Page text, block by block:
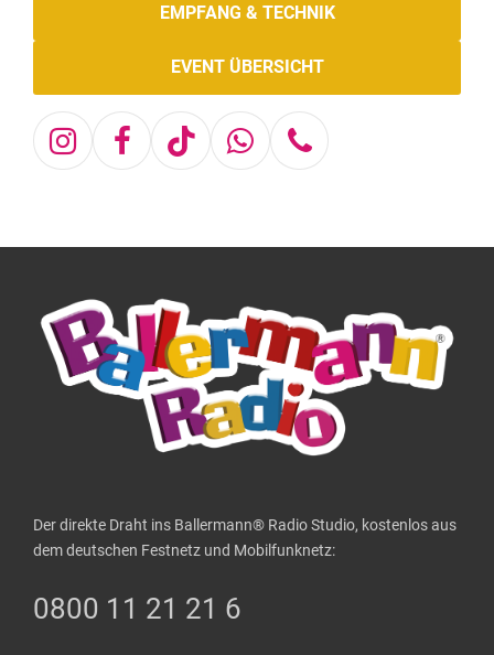
EMPFANG & TECHNIK
EVENT ÜBERSICHT
Instagram
Facebook
TiktokWhatsapp
Telefon
Der direkte Draht ins Ballermann® Radio Studio, kostenlos aus
dem deutschen Festnetz und Mobilfunknetz:
0800 11 21 21 6